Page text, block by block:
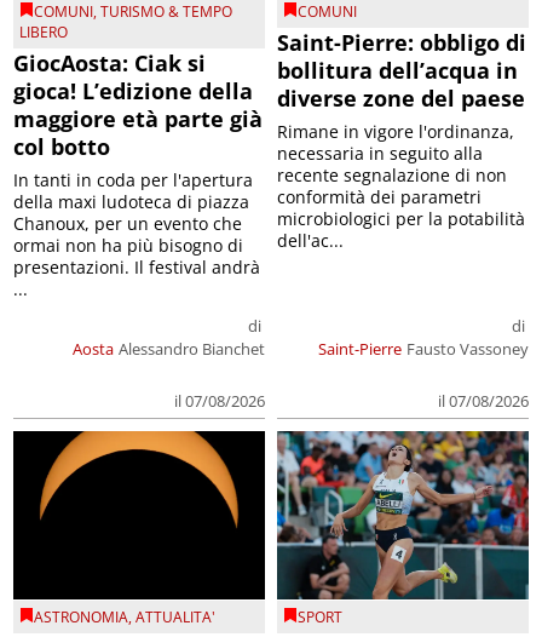
COMUNI,TURISMO & TEMPO
LIBERO
GiocAosta: Ciak si
gioca! L’edizione della
maggiore età parte già
col botto
Aosta
di
Alessandro Bianchet
il 07/08/2026
In tanti in coda per l'apertura
della maxi ludoteca di piazza
Chanoux, per un evento che
ormai non ha più bisogno di
presentazioni. Il festival andrà
...
COMUNI
Saint-Pierre: obbligo di
bollitura dell’acqua in
diverse zone del paese
Saint-Pierre
di
Fausto Vassoney
il 07/08/2026
Rimane in vigore l'ordinanza,
necessaria in seguito alla
recente segnalazione di non
conformità dei parametri
microbiologici per la potabilità
dell'ac...
ASTRONOMIA,ATTUALITA' SPORT